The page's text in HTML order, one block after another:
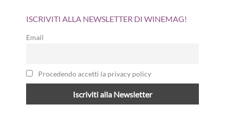
ISCRIVITI ALLA NEWSLETTER DI WINEMAG!
Email
Procedendo accetti la privacy policy